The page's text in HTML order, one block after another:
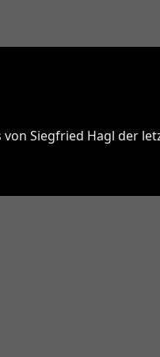
Siegfried Hagl der